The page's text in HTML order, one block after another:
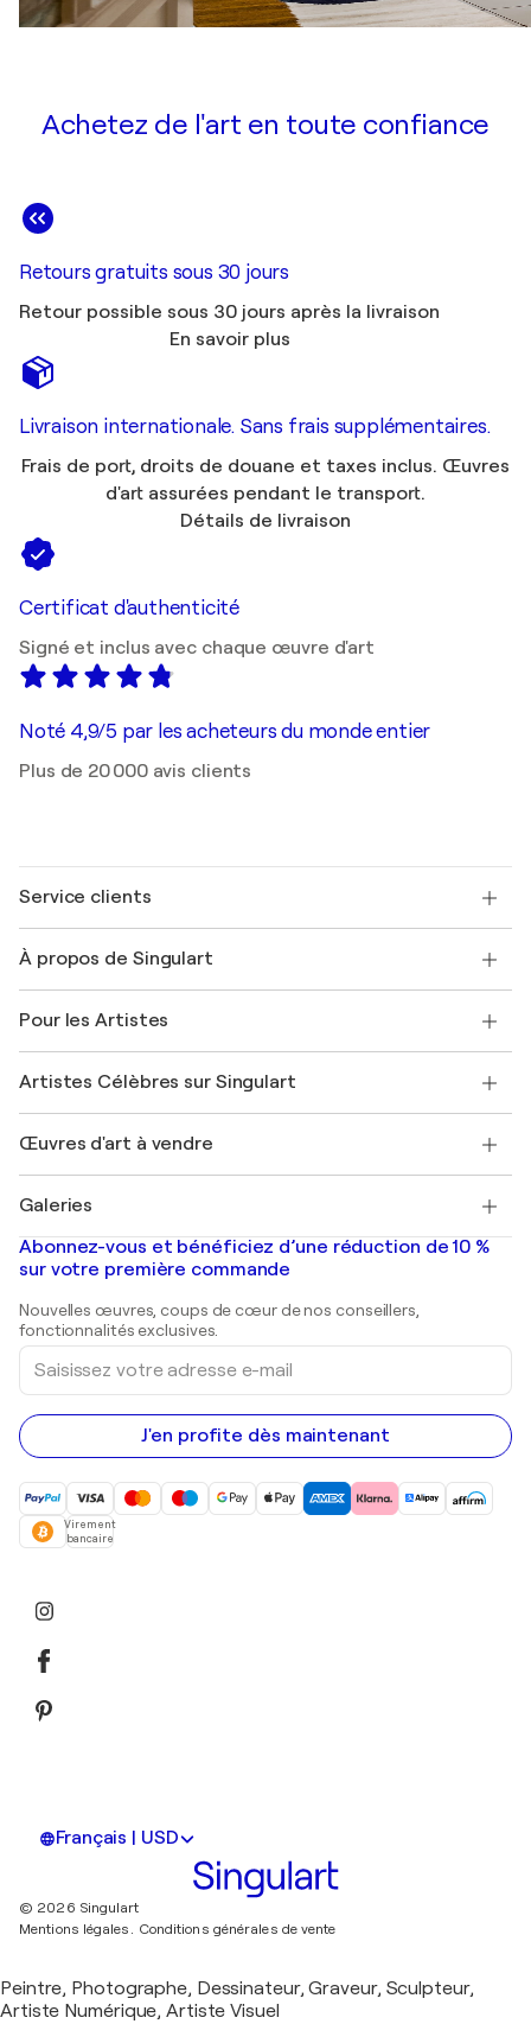
Achetez de l'art en toute confiance
Retours gratuits sous 30 jours
Retour possible sous 30 jours après la livraison
En savoir plus
Livraison internationale. Sans frais supplémentaires.
Frais de port, droits de douane et taxes inclus. Œuvres
d'art assurées pendant le transport.
Détails de livraison
Certificat d'authenticité
Signé et inclus avec chaque œuvre d'art
Noté 4,9/5 par les acheteurs du monde entier
Plus de 20 000 avis clients
Service clients
Expédition
Offrir une carte cadeau
Rejoignez notre programme commercial
Mon compte
+33 1 76 44 06 42
À propos de Singulart
FAQ
Magazine Singulart
Emplois
Découvrez une sélection d'art original
Pour les Artistes
Se connecter en tant qu'Artiste
Artistes Célèbres sur Singulart
Marc Chagall
Banksy
Mr. Brainwash
Shepard Fairey
Œuvres d'art à vendre
Tableaux abstraits à vendre
Peintures de paysage
Estampes
Peintures acryliques
Galeries
Galeries d'art en France
Galeries d'art en Belgique
Abonnez-vous et bénéficiez d’une réduction de 10 %
sur votre première commande
Nouvelles œuvres, coups de cœur de nos conseillers,
fonctionnalités exclusives.
Saisissez
votre
adresse
e-
mail
J'en profite dès maintenant
Virement
bancaire
Français | USD
© 2026 Singulart
Mentions légales. Conditions générales de vente
Peintre, Photographe, Dessinateur, Graveur, Sculpteur,
Artiste Numérique, Artiste Visuel